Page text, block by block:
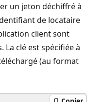
un jeton déchiffré à
de locataire
client sont
La clé est spécifiée à
(au format